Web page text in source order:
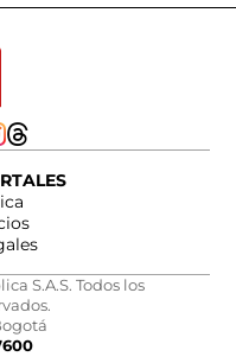
S.A.S. Todos los